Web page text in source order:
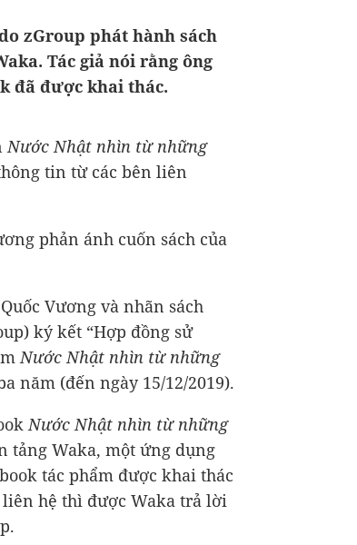
zGroup phát hành sách
Tác giả nói rằng ông
đã được khai thác.
Nước Nhật nhìn từ những
tin từ các bên liên
phản ánh cuốn sách của
Vương và nhãn sách
ký kết “Hợp đồng sử
Nước Nhật nhìn từ những
năm (đến ngày 15/12/2019).
Nước Nhật nhìn từ những
tảng Waka, một ứng dụng
tác phẩm được khai thác
liên hệ thì được Waka trả lời